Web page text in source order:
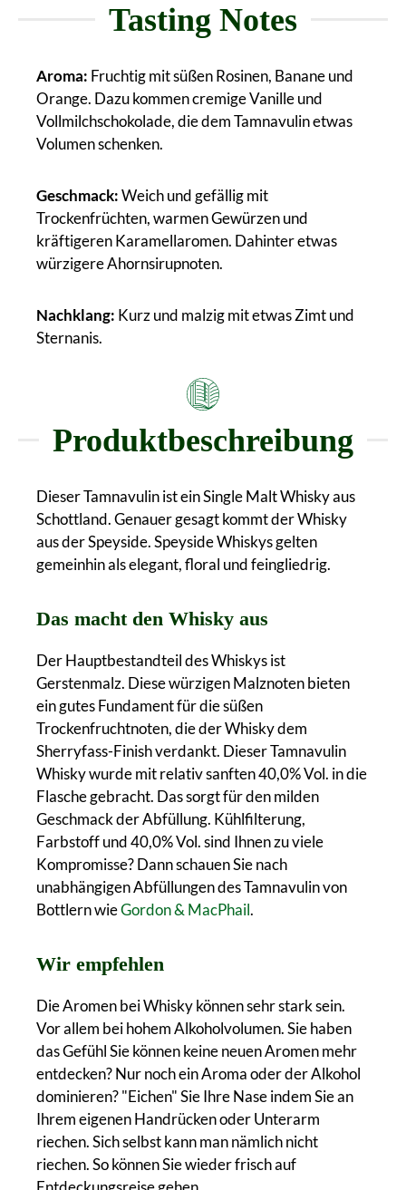
Tasting Notes
Aroma: Fruchtig mit süßen Rosinen, Banane und
Orange. Dazu kommen cremige Vanille und
Vollmilchschokolade, die dem Tamnavulin etwas
Volumen schenken.
Geschmack:Weich und gefällig mit
Trockenfrüchten, warmen Gewürzen und
kräftigeren Karamellaromen. Dahinter etwas
würzigere Ahornsirupnoten.
Nachklang: Kurz und malzig mit etwas Zimt und
Sternanis.
Produktbeschreibung
Dieser Tamnavulin ist ein Single Malt Whisky aus
Schottland. Genauer gesagt kommt der Whisky
aus der Speyside. Speyside Whiskys gelten
gemeinhin als elegant, floral und feingliedrig.
Das macht den Whisky aus
Der Hauptbestandteil des Whiskys ist
Gerstenmalz. Diese würzigen Malznoten bieten
ein gutes Fundament für die süßen
Trockenfruchtnoten, die der Whisky dem
Sherryfass-Finish verdankt. Dieser Tamnavulin
Whisky wurde mit relativ sanften 40,0% Vol. in die
Flasche gebracht. Das sorgt für den milden
Geschmack der Abfüllung. Kühlfilterung,
Farbstoff und 40,0% Vol. sind Ihnen zu viele
Kompromisse? Dann schauen Sie nach
unabhängigen Abfüllungen des Tamnavulin von
Bottlern wieGordon & MacPhail.
Wir empfehlen
Die Aromen bei Whisky können sehr stark sein.
Vor allem bei hohem Alkoholvolumen. Sie haben
das Gefühl Sie können keine neuen Aromen mehr
entdecken? Nur noch ein Aroma oder der Alkohol
dominieren? "Eichen" Sie Ihre Nase indem Sie an
Ihrem eigenen Handrücken oder Unterarm
riechen. Sich selbst kann man nämlich nicht
riechen. So können Sie wieder frisch auf